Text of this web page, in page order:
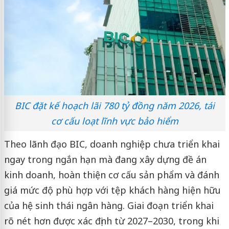
BIC đặt kế hoạch lãi 780 tỷ đồng năm 2026, tái
cơ cấu loạt lĩnh vực bảo hiểm
Theo lãnh đạo BIC, doanh nghiệp chưa triển khai
ngay trong ngắn hạn mà đang xây dựng đề án
kinh doanh, hoàn thiện cơ cấu sản phẩm và đánh
giá mức độ phù hợp với tệp khách hàng hiện hữu
của hệ sinh thái ngân hàng. Giai đoạn triển khai
rõ nét hơn được xác định từ 2027–2030, trong khi